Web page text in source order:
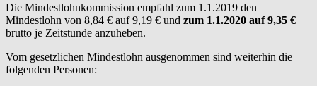
Die Mindestlohnkommission empfahl zum 1.1.2019 den
Mindestlohn von 8,84 € auf 9,19 € und zum 1.1.2020 auf 9,35 €
brutto je Zeitstunde anzuheben.
Vom gesetzlichen Mindestlohn ausgenommen sind weiterhin die
folgenden Personen: